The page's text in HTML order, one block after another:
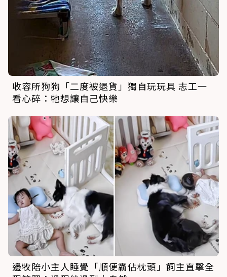
收容所狗狗「二度被退貨」獨自玩玩具 志工一
看心碎：牠想讓自己快樂
邊牧陪小主人睡覺「順便霸佔枕頭」飼主直擊全